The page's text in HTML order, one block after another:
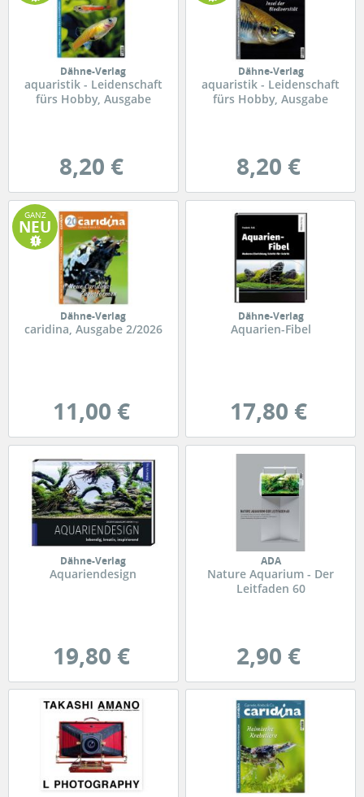
Dähne-Verlag
aquaristik - Leidenschaft
fürs Hobby, Ausgabe
8,20 €
Dähne-Verlag
aquaristik - Leidenschaft
fürs Hobby, Ausgabe
8,20 €
GANZ
NEU
Dähne-Verlag
caridina, Ausgabe 2/2026
11,00 €
Dähne-Verlag
Aquarien-Fibel
17,80 €
Dähne-Verlag
Aquariendesign
19,80 €
ADA
Nature Aquarium - Der
Leitfaden 60
2,90 €